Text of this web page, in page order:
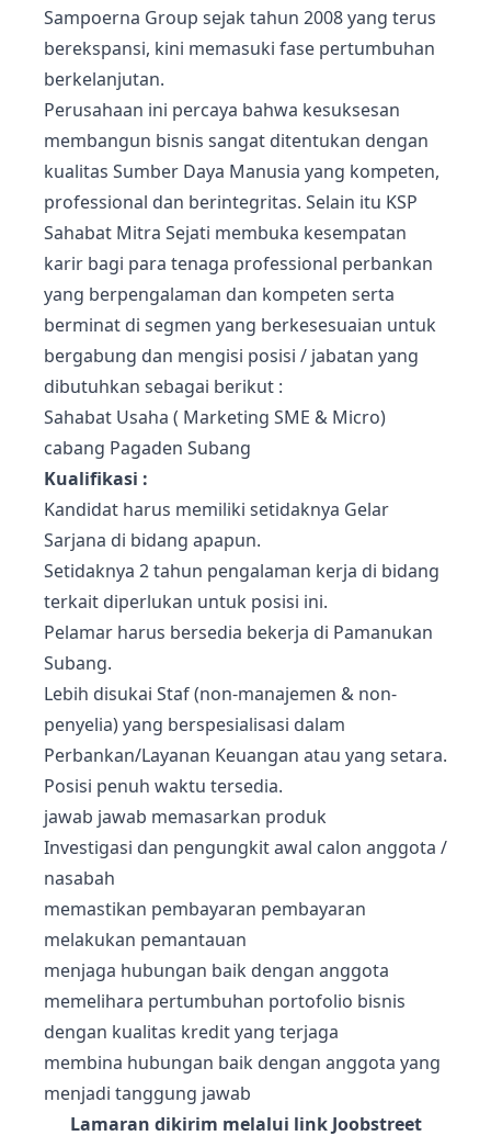
Sampoerna Group sejak tahun 2008 yang terus
berekspansi, kini memasuki fase pertumbuhan
berkelanjutan.
Perusahaan ini percaya bahwa kesuksesan
membangun bisnis sangat ditentukan dengan
kualitas Sumber Daya Manusia yang kompeten,
professional dan berintegritas. Selain itu KSP
Sahabat Mitra Sejati membuka kesempatan
karir bagi para tenaga professional perbankan
yang berpengalaman dan kompeten serta
berminat di segmen yang berkesesuaian untuk
bergabung dan mengisi posisi / jabatan yang
dibutuhkan sebagai berikut :
Sahabat Usaha ( Marketing SME & Micro)
cabang Pagaden Subang
Kualifikasi :
Kandidat harus memiliki setidaknya Gelar
Sarjana di bidang apapun.
Setidaknya 2 tahun pengalaman kerja di bidang
terkait diperlukan untuk posisi ini.
Pelamar harus bersedia bekerja di Pamanukan
Subang.
Lebih disukai Staf (non-manajemen & non-
penyelia) yang berspesialisasi dalam
Perbankan/Layanan Keuangan atau yang setara.
Posisi penuh waktu tersedia.
jawab jawab memasarkan produk
Investigasi dan pengungkit awal calon anggota /
nasabah
memastikan pembayaran pembayaran
melakukan pemantauan
menjaga hubungan baik dengan anggota
memelihara pertumbuhan portofolio bisnis
dengan kualitas kredit yang terjaga
membina hubungan baik dengan anggota yang
menjadi tanggung jawab
Lamaran dikirim melalui link Joobstreet